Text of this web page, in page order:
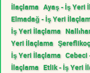
İlaçlama Ayaş - İş Yeri
Elmadağ - İş Yeri
İş Yeri İlaçlama
Yeri İlaçlama
İş Yeri İlaçlama Cebeci
İlaçlama Etlik - İş Yeri